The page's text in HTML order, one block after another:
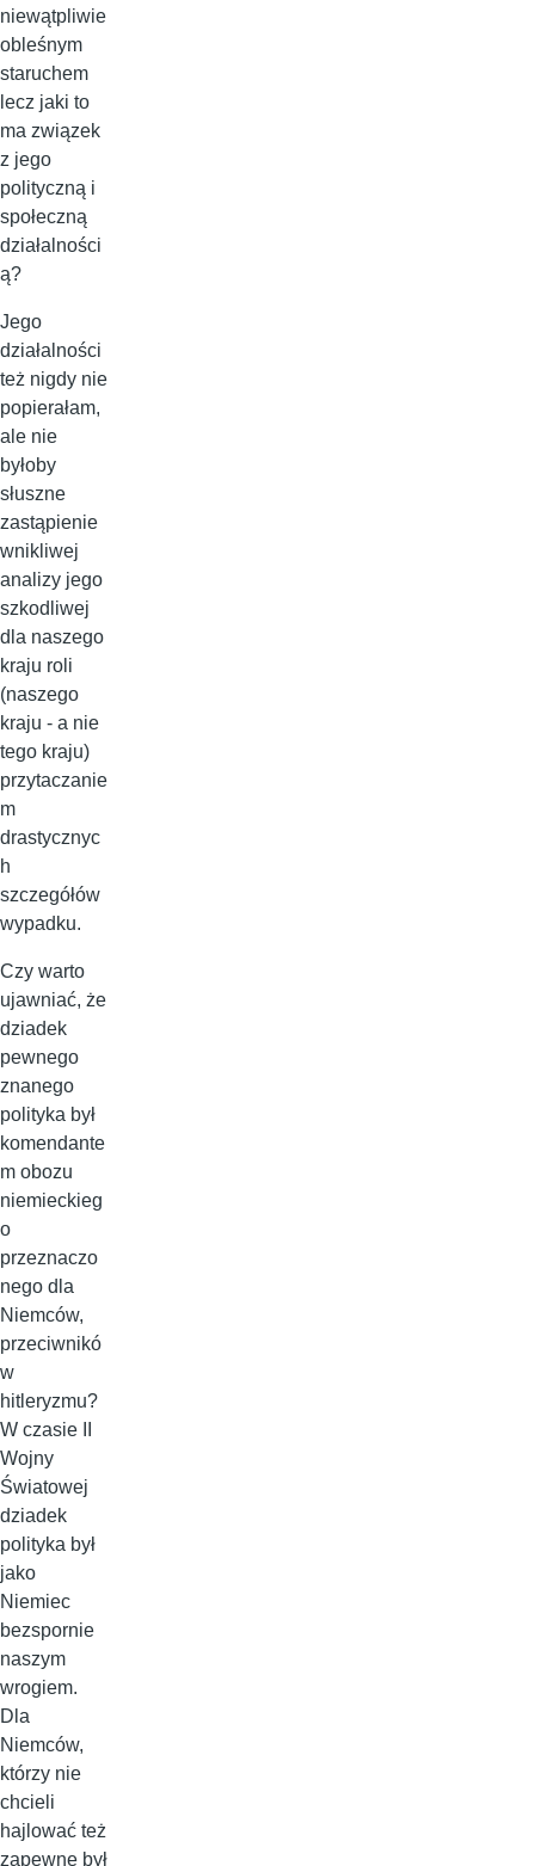
niewątpliwie
obleśnym
staruchem
lecz jaki to
ma związek
z jego
polityczną i
społeczną
działalności
ą?
Jego
działalności
też nigdy nie
popierałam,
ale nie
byłoby
słuszne
zastąpienie
wnikliwej
analizy jego
szkodliwej
dla naszego
kraju roli
(naszego
kraju - a nie
tego kraju)
przytaczanie
m
drastycznyc
h
szczegółów
wypadku.
Czy warto
ujawniać, że
dziadek
pewnego
znanego
polityka był
komendante
m obozu
niemieckieg
o
przeznaczo
nego dla
Niemców,
przeciwnikó
w
hitleryzmu?
W czasie II
Wojny
Światowej
dziadek
polityka był
jako
Niemiec
bezspornie
naszym
wrogiem.
Dla
Niemców,
którzy nie
chcieli
hajlować też
zapewne był